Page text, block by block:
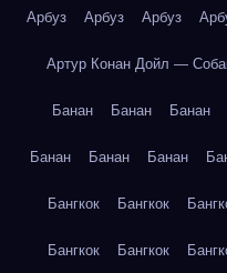
Арбуз Арбуз Арбуз
Артур Конан Дойл —
Банан Банан Банан
Банан Банан Банан
Бангкок Бангкок
Бангкок Бангкок